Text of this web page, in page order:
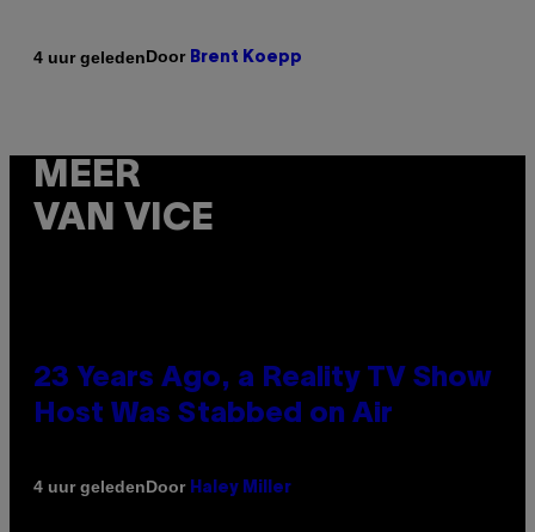
4 uur geledenDoor Brent Koepp
MEER
VAN VICE
23 Years Ago, a Reality TV Show
Host Was Stabbed on Air
4 uur geledenDoor Haley Miller